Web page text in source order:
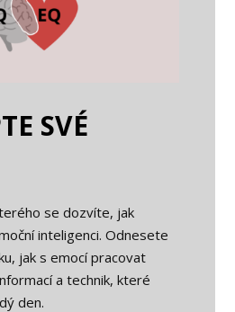
SVÉ
se dozvíte, jak
inteligenci. Odnesete
jak s emocí pracovat
a technik, které
den.